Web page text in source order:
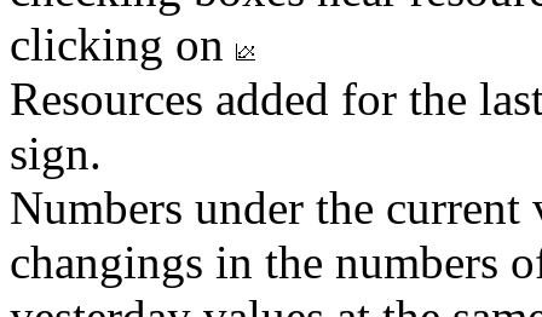
clicking on
Resources added for the
sign.
Numbers under the
changings in the numbers